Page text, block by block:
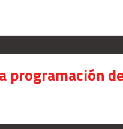
programación